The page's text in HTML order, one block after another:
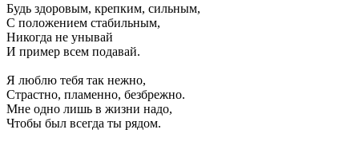
Будь здоровым, крепким, сильным,
С положением стабильным,
Никогда не унывай
И пример всем подавай.
Я люблю тебя так нежно,
Страстно, пламенно, безбрежно.
Мне одно лишь в жизни надо,
Чтобы был всегда ты рядом.